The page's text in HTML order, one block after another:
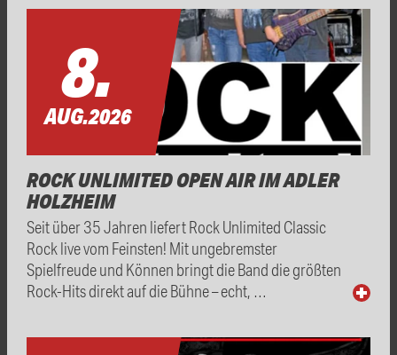
8.
AUG.2026
ROCK UNLIMITED OPEN AIR IM ADLER
HOLZHEIM
Seit über 35 Jahren liefert Rock Unlimited Classic
Rock live vom Feinsten! Mit ungebremster
Spielfreude und Können bringt die Band die größten
Rock-Hits direkt auf die Bühne – echt, …